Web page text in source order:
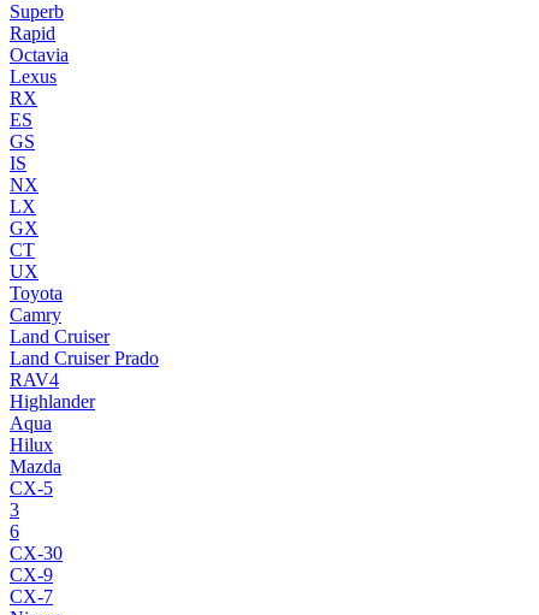
Superb
Rapid
Octavia
Lexus
RX
ES
GS
IS
NX
LX
GX
CT
UX
Toyota
Camry
Land Cruiser
Land Cruiser Prado
RAV4
Highlander
Aqua
Hilux
Mazda
CX-5
3
6
CX-30
CX-9
CX-7